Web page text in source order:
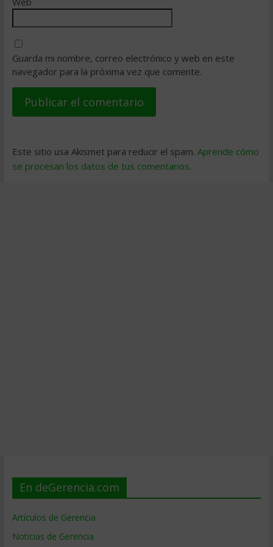
Guarda mi nombre, correo electrónico y web en este
navegador para la próxima vez que comente.
Este sitio usa Akismet para reducir el spam. Aprende cómo
se procesan los datos de tus comentarios.
En deGerencia.com
Artículos de Gerencia
Noticias de Gerencia